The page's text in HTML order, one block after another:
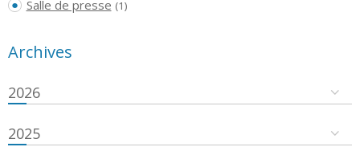
Salle de presse (1)
Archives
2026
2025